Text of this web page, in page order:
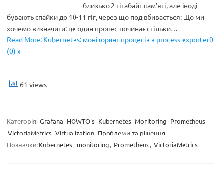
близько 2 гігабайт пам’яті, але іноді
бувають спайки до 10-11 гіг, через що под вбивається: Що ми
хочемо визначити: це один процес починає стільки…
Read More: Kubernetes: моніторинг процесів з process-exporter0
(0) »
61 views
Категорія: Grafana HOWTO's Kubernetes Monitoring Prometheus
VictoriaMetrics Virtualization Проблеми та рішення
Позначки:Kubernetes, monitoring , Prometheus, VictoriaMetrics